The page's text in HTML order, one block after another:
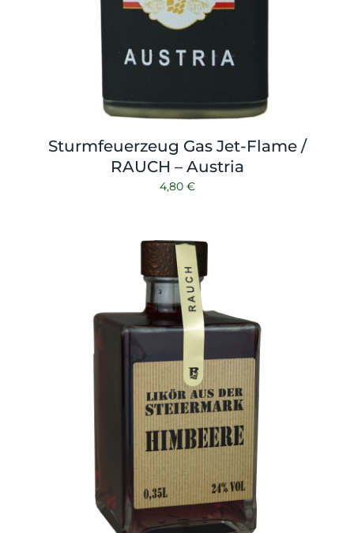
Sturmfeuerzeug Gas Jet-Flame /
RAUCH – Austria
4,80 €